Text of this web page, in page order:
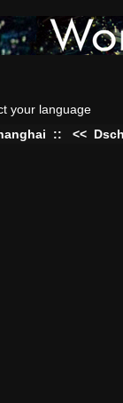
your language
:: <<